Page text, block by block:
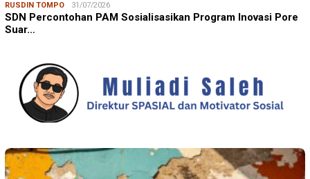
RUSDIN TOMPO 31/07/2026
SDN Percontohan PAM Sosialisasikan Program Inovasi Pore
Suar…